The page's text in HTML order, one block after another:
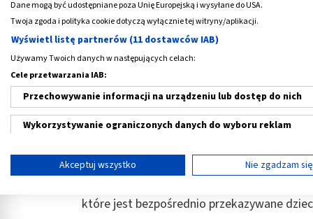
28 szt
32,99 PLN
jonów wapnia,
twarde, 100 szt.
Dlaczego karmienie piersią i palenie
zabijają? Niestety szkodliwe substancje
które jest bezpośrednio przekazywane
Dane mogą być udostępniane poza Unię Europejską i wysyłane do USA.
Twoja zgoda i polityka cookie dotyczą wyłącznie tej witryny/aplikacji.
Wyświetl listę partnerów (11 dostawców IAB)
Używamy Twoich danych w następujących celach:
Cele przetwarzania IAB:
Przechowywanie informacji na urządzeniu lub dostęp do nich
Wykorzystywanie ograniczonych danych do wyboru reklam
Tworzenie profili w celu spersonalizowanych reklam
Tworzenie profili w celu personalizacji treści
Akceptuj wszystko Nie zgadzam się